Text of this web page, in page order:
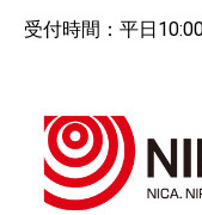
受付時間：平日